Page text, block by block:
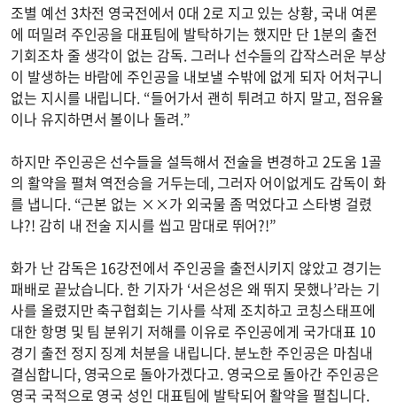
조별 예선 3차전 영국전에서 0대 2로 지고 있는 상황, 국내 여론
에 떠밀려 주인공을 대표팀에 발탁하기는 했지만 단 1분의 출전
기회조차 줄 생각이 없는 감독. 그러나 선수들의 갑작스러운 부상
이 발생하는 바람에 주인공을 내보낼 수밖에 없게 되자 어처구니
없는 지시를 내립니다. “들어가서 괜히 튀려고 하지 말고, 점유율
이나 유지하면서 볼이나 돌려.”
하지만 주인공은 선수들을 설득해서 전술을 변경하고 2도움 1골
의 활약을 펼쳐 역전승을 거두는데, 그러자 어이없게도 감독이 화
를 냅니다. “근본 없는 ××가 외국물 좀 먹었다고 스타병 걸렸
냐?! 감히 내 전술 지시를 씹고 맘대로 뛰어?!”
화가 난 감독은 16강전에서 주인공을 출전시키지 않았고 경기는
패배로 끝났습니다. 한 기자가 ‘서은성은 왜 뛰지 못했나’라는 기
사를 올렸지만 축구협회는 기사를 삭제 조치하고 코칭스태프에
대한 항명 및 팀 분위기 저해를 이유로 주인공에게 국가대표 10
경기 출전 정지 징계 처분을 내립니다. 분노한 주인공은 마침내
결심합니다, 영국으로 돌아가겠다고. 영국으로 돌아간 주인공은
영국 국적으로 영국 성인 대표팀에 발탁되어 활약을 펼칩니다.